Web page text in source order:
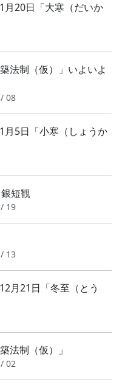
20日「大寒（だいか
法制（仮）」いよいよ
08
5日「小寒（しょうか
短観
19
13
月21日「冬至（とう
法制（仮）」
02